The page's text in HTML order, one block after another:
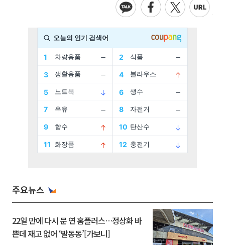
주요뉴스
22일 만에 다시 문 연 홈플러스…정상화 바
쁜데 재고 없어 ‘발동동’[가보니]